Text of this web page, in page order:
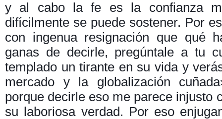
y al cabo la fe es la confianza
difícilmente se puede sostener. Por
con ingenua resignación que qué
ganas de decirle, pregúntale a tu
templado un tirante en su vida y
mercado y la globalización
porque decirle eso me parece injusto
su laboriosa verdad. Por eso